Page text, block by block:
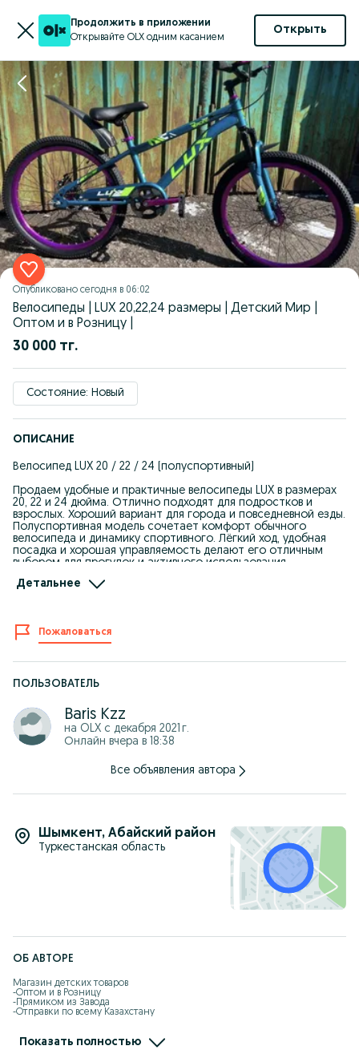
Продолжить в приложении
Открывайте OLX одним касанием
Открыть
Опубликовано сегодня в 06:02
Велосипеды | LUX 20,22,24 размеры | Детский Мир |
Оптом и в Розницу |
30 000 тг.
Состояние: Новый
ОПИСАНИЕ
Велосипед LUX 20 / 22 / 24 (полуспортивный)
Продаем удобные и практичные велосипеды LUX в размерах
20, 22 и 24 дюйма. Отлично подходят для подростков и
взрослых. Хороший вариант для города и повседневной езды.
Полуспортивная модель сочетает комфорт обычного
велосипеда и динамику спортивного. Лёгкий ход, удобная
посадка и хорошая управляемость делают его отличным
выбором для прогулок и активного использования.
Характеристики:
Рама: прочная металлическая
Количество скоростей: 1–7 (в зависимости от модели)
Амортизация: передняя (в некоторых моделях)
Тормоза: ободные / дисковые (в зависимости от
Посадка: удобная, универсальная
20" — примерно 115–135 см
22" — примерно 130–150 см
24" — примерно 140–165 см
Максимальная нагрузка: до 80–100 кг
Детальнее
Пожаловаться
ПОЛЬЗОВАТЕЛЬ
Baris Kzz
на OLX с декабря 2021 г.
Онлайн вчера в 18:38
Все объявления автора
Шымкент, Абайский район
Туркестанская область
ОБ АВТОРЕ
Магазин детских товаров
-Оптом и в Розницу
-Прямиком из Завода
-Отправки по всему Казахстану
-Без выходных с 10:00-22:00
-Доставка по городу Шымкент бесплатно
Показать полностью